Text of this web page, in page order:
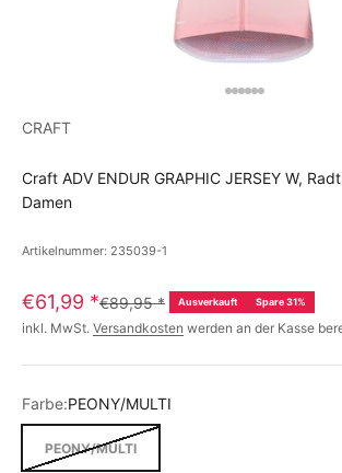
CRAFT
Craft ADV ENDUR GRAPHIC JERSEY W,
Damen
Artikelnummer: 235039-1
€61,99 *€89,95* Ausverkauft Spare 31%
inkl. MwSt. Versandkosten werden an der Kasse
Farbe:PEONY/MULTI
PEONY/MULTI